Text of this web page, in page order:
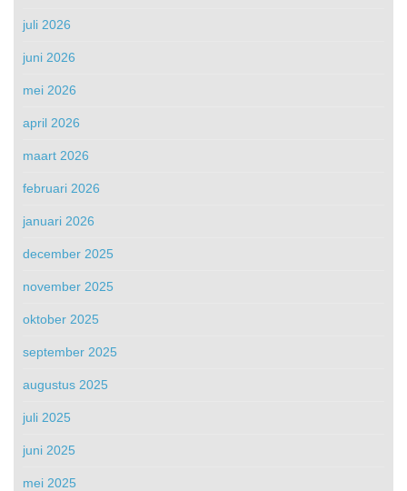
juli 2026
juni 2026
mei 2026
april 2026
maart 2026
februari 2026
januari 2026
december 2025
november 2025
oktober 2025
september 2025
augustus 2025
juli 2025
juni 2025
mei 2025